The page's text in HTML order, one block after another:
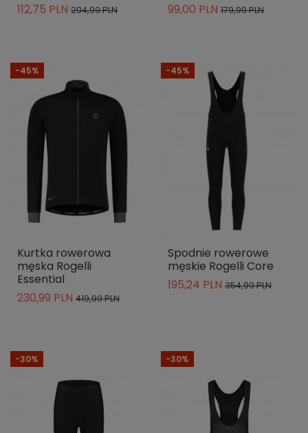
112,75 PLN 204,99 PLN
99,00 PLN 179,99 PLN
-45%
Kurtka rowerowa
męska Rogelli
Essential
230,99 PLN 419,99 PLN
-45%
Spodnie rowerowe
męskie Rogelli Core
195,24 PLN 354,99 PLN
-30% -30%